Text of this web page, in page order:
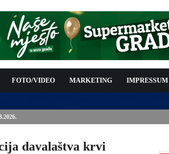
FOTO/VIDEO MARKETING
ZA OSTVARIVANJE PRAVA NA
PROGRAMA PREVENTIVNIH MJERA
davalaštva krvi